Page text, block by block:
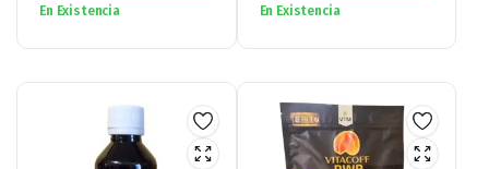
En Existencia En Existencia